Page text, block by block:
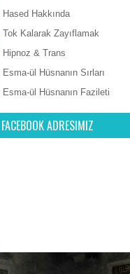
Hased Hakkında
Tok Kalarak Zayıflamak
Hipnoz & Trans
Esma-ül Hüsnanın Sırları
Esma-ül Hüsnanın Fazileti
FACEBOOK ADRESIMIZ